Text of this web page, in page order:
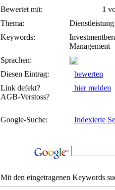
Bewertet mit:
1
Thema:
Dienstleistung
Keywords:
Management
Sprachen:
Diesen Eintrag:
bewerten
Link defekt?
AGB-Verstoss?
hier melden
Google-Suche: Indexierte
Mit den eingetragenen Keywords